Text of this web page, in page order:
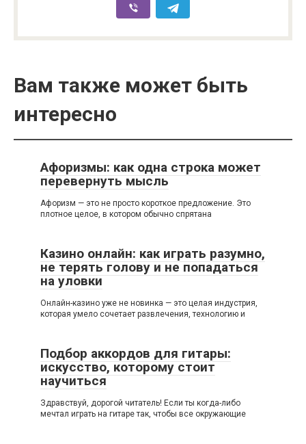
Вам также может быть
интересно
Афоризмы: как одна строка может
перевернуть мысль
Афоризм — это не просто короткое предложение. Это
плотное целое, в котором обычно спрятана
Казино онлайн: как играть разумно,
не терять голову и не попадаться
на уловки
Онлайн-казино уже не новинка — это целая индустрия,
которая умело сочетает развлечения, технологию и
Подбор аккордов для гитары:
искусство, которому стоит
научиться
Здравствуй, дорогой читатель! Если ты когда-либо
мечтал играть на гитаре так, чтобы все окружающие